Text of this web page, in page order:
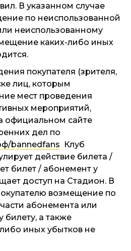
В указанном случае
по неиспользованной
неиспользованному
каких-либо иных
покупателя (зрителя,
лиц, которым
мест проведения
мероприятий,
официальном сайте
дел по
bannedfans Клуб
действие билета /
билет / абонемент у
доступ на Стадион. В
возмещение по
абонемента или
билету, а также
иных убытков не